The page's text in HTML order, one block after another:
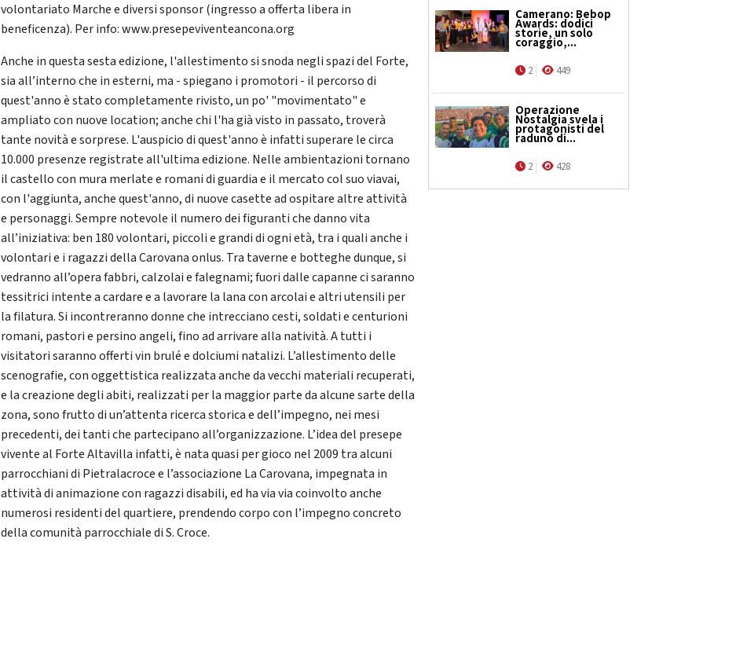
volontariato Marche e diversi sponsor (ingresso a offerta libera in
beneficenza). Per info: www.presepeviventeancona.org
Anche in questa sesta edizione, l'allestimento si snoda negli spazi del Forte,
sia all’interno che in esterni, ma - spiegano i promotori - il percorso di
quest'anno è stato completamente rivisto, un po' "movimentato" e
ampliato con nuove location; anche chi l'ha già visto in passato, troverà
tante novità e sorprese. L'auspicio di quest'anno è infatti superare le circa
10.000 presenze registrate all'ultima edizione. Nelle ambientazioni tornano
il castello con mura merlate e romani di guardia e il mercato col suo viavai,
con l'aggiunta, anche quest'anno, di nuove casette ad ospitare altre attività
e personaggi. Sempre notevole il numero dei figuranti che danno vita
all’iniziativa: ben 180 volontari, piccoli e grandi di ogni età, tra i quali anche i
volontari e i ragazzi della Carovana onlus. Tra taverne e botteghe dunque, si
vedranno all’opera fabbri, calzolai e falegnami; fuori dalle capanne ci saranno
tessitrici intente a cardare e a lavorare la lana con arcolai e altri utensili per
la filatura. Si incontreranno donne che intrecciano cesti, soldati e centurioni
romani, pastori e persino angeli, fino ad arrivare alla natività. A tutti i
visitatori saranno offerti vin brulé e dolciumi natalizi. L’allestimento delle
scenografie, con oggettistica realizzata anche da vecchi materiali recuperati,
e la creazione degli abiti, realizzati per la maggior parte da alcune sarte della
zona, sono frutto di un’attenta ricerca storica e dell’impegno, nei mesi
precedenti, dei tanti che partecipano all’organizzazione. L’idea del presepe
vivente al Forte Altavilla infatti, è nata quasi per gioco nel 2009 tra alcuni
parrocchiani di Pietralacroce e l’associazione La Carovana, impegnata in
attività di animazione con ragazzi disabili, ed ha via via coinvolto anche
numerosi residenti del quartiere, prendendo corpo con l’impegno concreto
della comunità parrocchiale di S. Croce.
Camerano: Bebop
Awards: dodici
storie, un solo
coraggio,...
2 449
Operazione
Nostalgia svela i
protagonisti del
raduno di...
2 428